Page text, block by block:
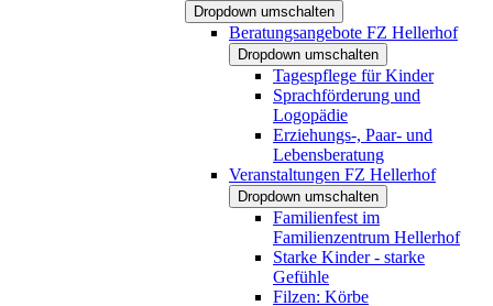
Dropdown umschalten
Beratungsangebote FZ Hellerhof
Dropdown umschalten
Tagespflege für Kinder
Sprachförderung und
Logopädie
Erziehungs-, Paar- und
Lebensberatung
Veranstaltungen FZ Hellerhof
Dropdown umschalten
Familienfest im
Familienzentrum Hellerhof
Starke Kinder - starke
Gefühle
Filzen: Körbe